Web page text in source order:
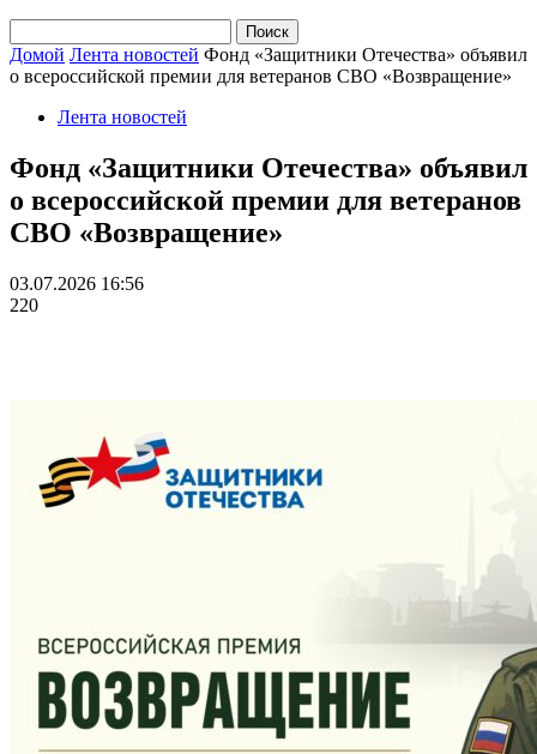
Домой Лента новостей Фонд «Защитники Отечества» объявил
о всероссийской премии для ветеранов СВО «Возвращение»
Лента новостей
Фонд «Защитники Отечества» объявил
о всероссийской премии для ветеранов
СВО «Возвращение»
03.07.2026 16:56
220